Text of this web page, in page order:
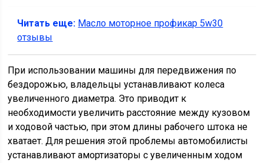
Читать еще: Масло моторное профикар 5w30
отзывы
При использовании машины для передвижения по
бездорожью, владельцы устанавливают колеса
увеличенного диаметра. Это приводит к
необходимости увеличить расстояние между кузовом
и ходовой частью, при этом длины рабочего штока не
хватает. Для решения этой проблемы автомобилисты
устанавливают амортизаторы с увеличенным ходом